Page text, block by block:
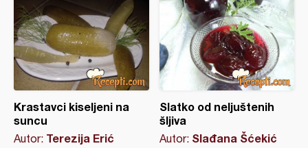
Krastavci kiseljeni na
suncu
Autor: Terezija Erić
Slatko od neljuštenih
šljiva
Autor: Slađana Šćekić